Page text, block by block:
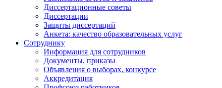
Диссертационные советы
Диссертации
Защиты диссертаций
Анкета: качество образовательных услуг
Сотруднику
Информация для сотрудников
Документы, приказы
Объявления о выборах, конкурсе
Аккредитация